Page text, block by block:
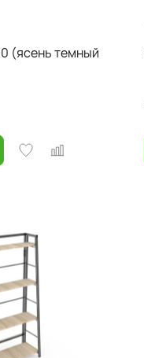
(ясень темный